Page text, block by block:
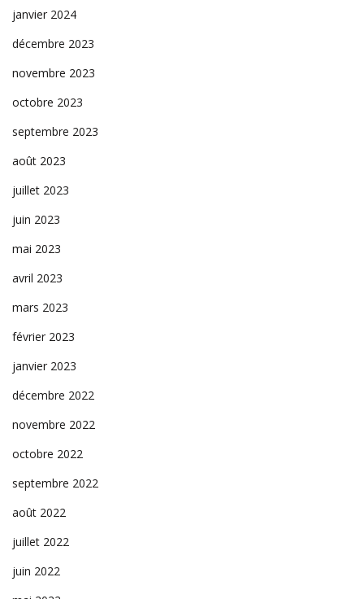
janvier 2024
décembre 2023
novembre 2023
octobre 2023
septembre 2023
août 2023
juillet 2023
juin 2023
mai 2023
avril 2023
mars 2023
février 2023
janvier 2023
décembre 2022
novembre 2022
octobre 2022
septembre 2022
août 2022
juillet 2022
juin 2022